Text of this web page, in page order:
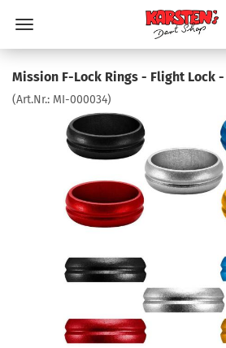
Mission F-Lock Rings - Flight Lock -
(Art.Nr.: MI-000034)